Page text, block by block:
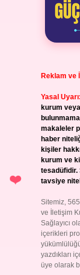
Reklam ve
Yasal Uyarı:
kurum
makaleler
haber
kişiler
kurum ve
tesadüfidir.
tavsiye
Sitemiz,
ve İletişim
Sağlayıcı
içerikleri
yazdıkları
üye olarak